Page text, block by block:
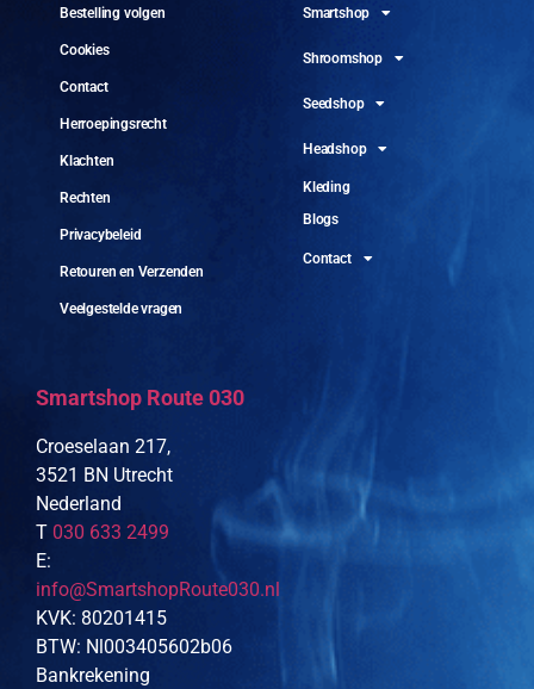
Bestelling volgen
Cookies
Contact
Herroepingsrecht
Klachten
Rechten
Privacybeleid
Retouren en Verzenden
Veelgestelde vragen
Smartshop
Shroomshop
Seedshop
Headshop
Kleding
Blogs
Contact
Smartshop Route 030
Croeselaan 217,
3521 BN Utrecht
Nederland
T 030 633 2499
E:
info@SmartshopRoute030.nl
KVK: 80201415
BTW: Nl003405602b06
Bankrekening